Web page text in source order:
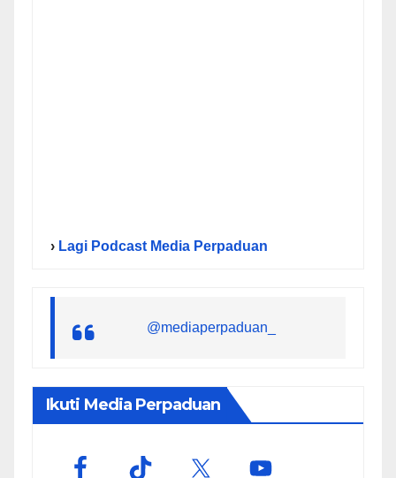
› Lagi Podcast Media Perpaduan
@mediaperpaduan_
Ikuti Media Perpaduan